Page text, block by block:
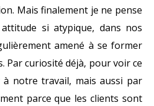
Mais finalement je ne pense
si atypique, dans nos
amené à se former
Par curiosité déjà, pour voir ce
notre travail, mais aussi par
parce que les clients sont